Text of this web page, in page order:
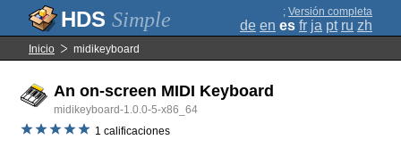
Simple ; Versión completa
de en es fr ja pt ru zh
Inicio midikeyboard
An on-screen MIDI Keyboard
midikeyboard-1.0.0-5-x86_64
1 calificaciones